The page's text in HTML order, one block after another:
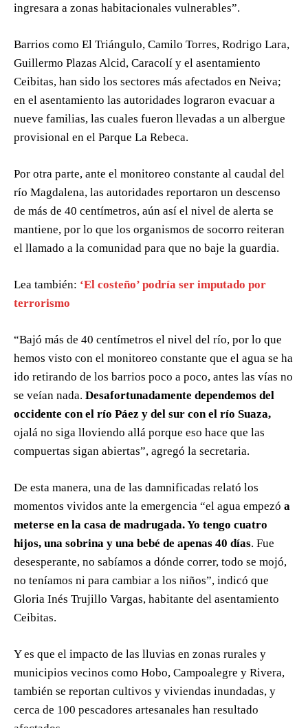
ingresara a zonas habitacionales vulnerables”.
Barrios como El Triángulo, Camilo Torres, Rodrigo Lara,
Guillermo Plazas Alcid, Caracolí y el asentamiento
Ceibitas, han sido los sectores más afectados en Neiva;
en el asentamiento las autoridades lograron evacuar a
nueve familias, las cuales fueron llevadas a un albergue
provisional en el Parque La Rebeca.
Por otra parte, ante el monitoreo constante al caudal del
río Magdalena, las autoridades reportaron un descenso
de más de 40 centímetros, aún así el nivel de alerta se
mantiene, por lo que los organismos de socorro reiteran
el llamado a la comunidad para que no baje la guardia.
Lea también: ‘El costeño’ podría ser imputado por
terrorismo
“Bajó más de 40 centímetros el nivel del río, por lo que
hemos visto con el monitoreo constante que el agua se ha
ido retirando de los barrios poco a poco, antes las vías no
se veían nada. Desafortunadamente dependemos del
occidente con el río Páez y del sur con el río Suaza,
ojalá no siga lloviendo allá porque eso hace que las
compuertas sigan abiertas”, agregó la secretaria.
De esta manera, una de las damnificadas relató los
momentos vividos ante la emergencia “el agua empezó a
meterse en la casa de madrugada. Yo tengo cuatro
hijos, una sobrina y una bebé de apenas 40 días. Fue
desesperante, no sabíamos a dónde correr, todo se mojó,
no teníamos ni para cambiar a los niños”, indicó que
Gloria Inés Trujillo Vargas, habitante del asentamiento
Ceibitas.
Y es que el impacto de las lluvias en zonas rurales y
municipios vecinos como Hobo, Campoalegre y Rivera,
también se reportan cultivos y viviendas inundadas, y
cerca de 100 pescadores artesanales han resultado